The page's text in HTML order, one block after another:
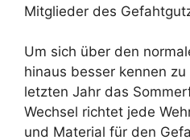
Mitglieder des
Um sich über den
hinaus besser kennen
letzten Jahr das
Wechsel richtet jede
und Material für den